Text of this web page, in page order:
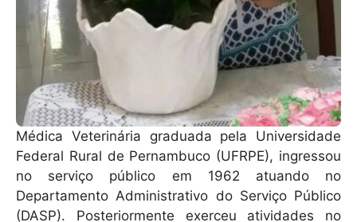
Médica Veterinária graduada pela Universidade
Federal Rural de Pernambuco (UFRPE), ingressou
no serviço público em 1962 atuando no
Departamento Administrativo do Serviço Público
(DASP). Posteriormente exerceu atividades no